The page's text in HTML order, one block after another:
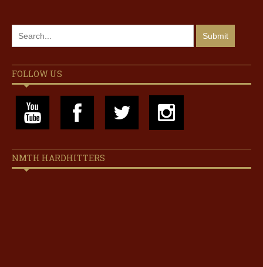
FOLLOW US
NMTH HARDHITTERS